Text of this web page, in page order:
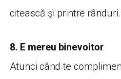
citească și printre rânduri.
8. E mereu binevoitor
Atunci când te